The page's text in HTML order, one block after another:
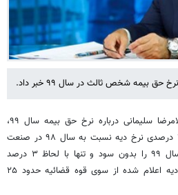
بیمه شخص ثالث در سال ۹۹ خبر داد.
، غلامرضا سلیمانی درباره نرخ حق بیمه سال ۹۹،
اظهار داشت: باتوجه به افزایش ۲۲ درصدی نرخ دیه نسبت به سال ۹۸ در صنعت
بیمه سعی کردیم نرخ حق بیمه سال ۹۹ را بدون سود و تنها با لحاظ ۳ درصد
هزینه های اداری، باتوجه به نرخ دیه اعلام شده از سوی قوه قضائیه حدود ۲۵